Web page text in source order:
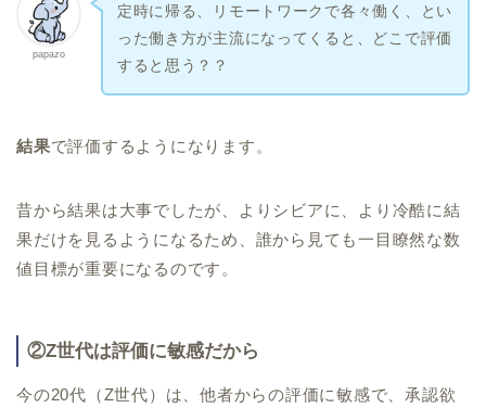
papazo
定時に帰る、リモートワークで各々働く、とい
った働き方が主流になってくると、どこで評価
すると思う？？
結果で評価するようになります。
昔から結果は大事でしたが、よりシビアに、より冷酷に結
果だけを見るようになるため、誰から見ても一目瞭然な数
値目標が重要になるのです。
②Z世代は評価に敏感だから
今の20代（Z世代）は、他者からの評価に敏感で、承認欲